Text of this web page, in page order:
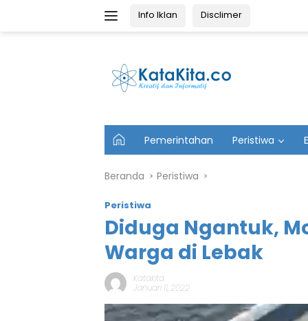
Info Iklan Disclimer
U
t
m
Pemerintahan Peristiwa
Beranda Peristiwa
Peristiwa
Diduga Ngantuk,
Warga di Lebak
Katakita
Januari 11, 2022